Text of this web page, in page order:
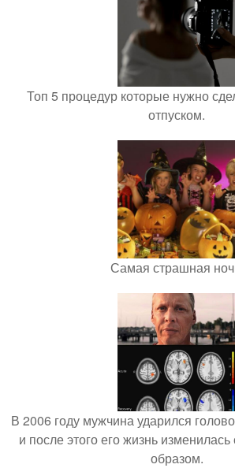
Топ 5 процедур которые нужно
отпуском.
Самая страшная
В 2006 году мужчина ударился
и после этого его жизнь
образом.